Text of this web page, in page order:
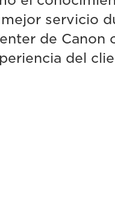
servicio
de Canon
del